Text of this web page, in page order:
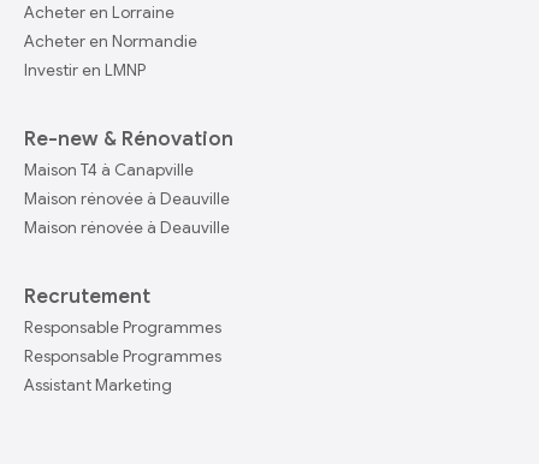
Acheter en Lorraine
Acheter en Normandie
Investir en LMNP
Re-new & Rénovation
Maison T4 à Canapville
Maison rénovée à Deauville
Maison rénovée à Deauville
Recrutement
Responsable Programmes
Responsable Programmes
Assistant Marketing